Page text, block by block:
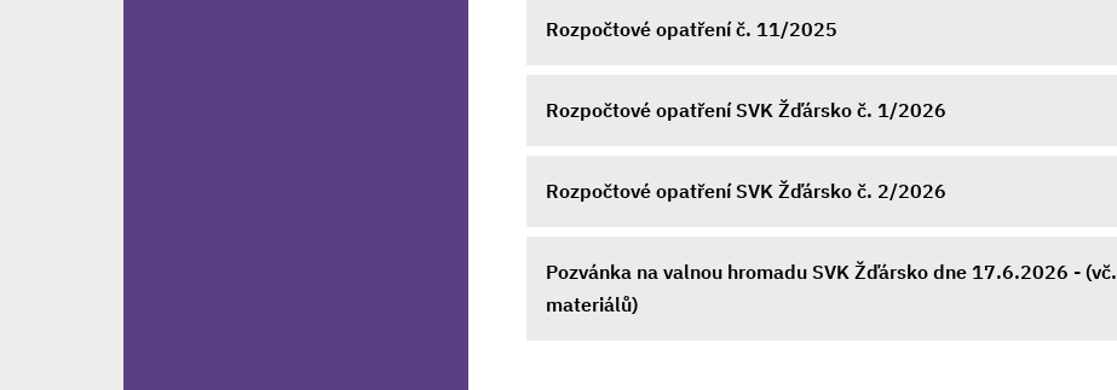
Rozpočtové opatření č. 11/2025
Rozpočtové opatření SVK Žďársko č. 1/2026
Rozpočtové opatření SVK Žďársko č. 2/2026
Pozvánka na valnou hromadu SVK Žďársko dne 17.6.2026 - (vč.
materiálů)